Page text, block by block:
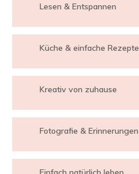
Lesen & Entspannen
Küche & einfache Rezepte
Kreativ von zuhause
Fotografie & Erinnerungen